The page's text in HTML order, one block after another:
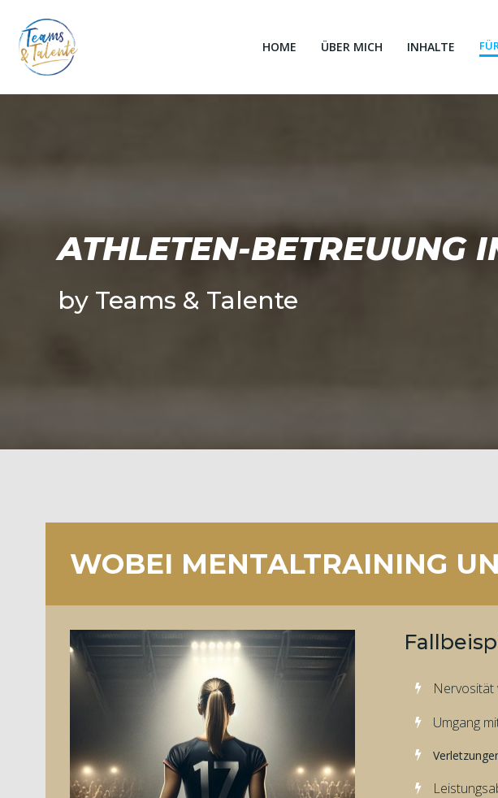
Inhalt
springen
HOME ÜBER MICH INHALTE
ATHLETEN-BETREUUNG
by Teams & Talente
WOBEI MENTALTRAINING
Nervosität
Umgang